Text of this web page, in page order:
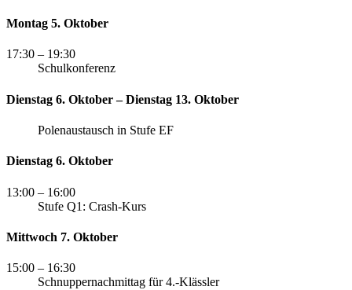
Montag 5. Oktober
17:30 – 19:30
Schulkonferenz
Dienstag 6. Oktober – Dienstag 13. Oktober
Polenaustausch in Stufe EF
Dienstag 6. Oktober
13:00 – 16:00
Stufe Q1: Crash-Kurs
Mittwoch 7. Oktober
15:00 – 16:30
Schnuppernachmittag für 4.-Klässler